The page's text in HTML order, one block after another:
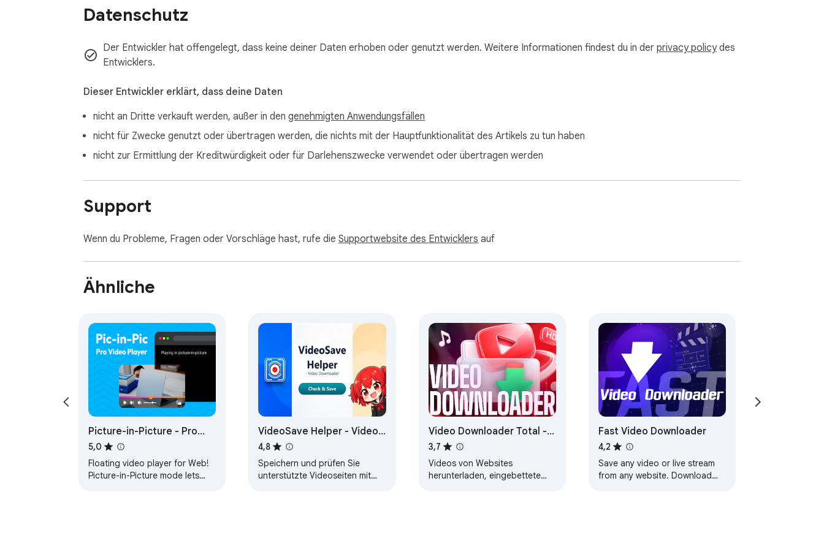
Official product by motiva.studio.
Datenschutz
Der Entwickler hat offengelegt, dass keine deiner Daten erhoben oder genutzt werden. Weitere Informationen findest du in der privacy policydes
Entwicklers.
Dieser Entwickler erklärt, dass deine Daten
nicht an Dritte verkauft werden, außer in den genehmigten Anwendungsfällen
nicht für Zwecke genutzt oder übertragen werden, die nichts mit der Hauptfunktionalität des Artikels zu tun haben
nicht zur Ermittlung der Kreditwürdigkeit oder für Darlehenszwecke verwendet oder übertragen werden
Support
Wenn du Probleme, Fragen oder Vorschläge hast, rufe die Supportwebsite des Entwicklers auf
Ähnliche
Picture-in-Picture - Pro
Floating Player
5,0
Floating video player for Web!
Picture-in-Picture mode lets
VideoSave Helper - Video
Downloader
4,8
Speichern und prüfen Sie
unterstützte Videoseiten mit
Video Downloader Total -
Videos herunterladen
3,7
Videos von Websites
herunterladen, eingebettete
Fast Video Downloader
4,2
Save any video or live stream
from any website. Download